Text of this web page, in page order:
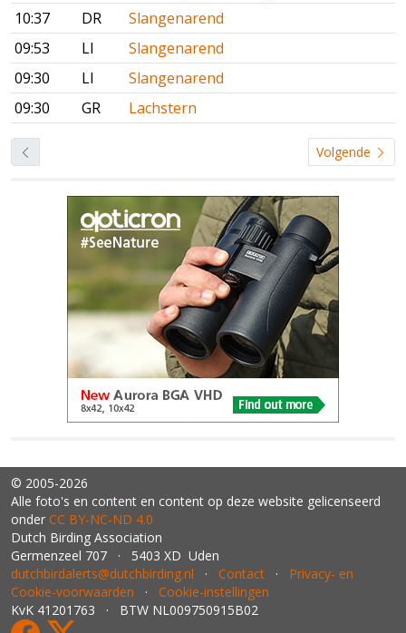
10:37
DR
Slangenarend
09:53
LI
Slangenarend
09:30
LI
Slangenarend
09:30
GR Lachstern
Volgende
© 2005-2026
Alle foto's en content en content op deze website gelicenseerd
onder CC BY‑NC‑ND 4.0
Dutch Birding Association
Germenzeel 707 · 5403 XD Uden
dutchbirdalerts@dutchbirding.nl · Contact · Privacy- en
Cookie-voorwaarden · Cookie-instellingen
KvK 41201763 · BTW NL009750915B02